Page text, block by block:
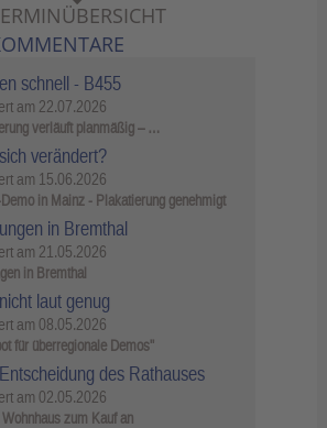
schnell - B455
am 22.07.2026
verläuft planmäßig – …
verändert?
am 15.06.2026
in Mainz - Plakatierung genehmigt
in Bremthal
am 21.05.2026
in Bremthal
laut genug
am 08.05.2026
für überregionale Demos"
des Rathauses
am 02.05.2026
zum Kauf an